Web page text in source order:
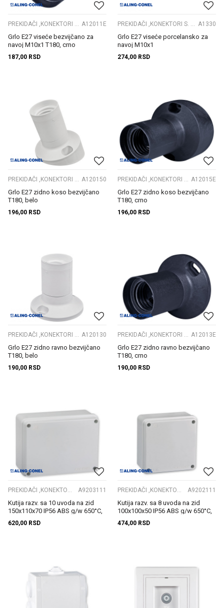
PREKIDAČI ,KONEKTORI S. GRLA A12011E
Grlo E27 viseće bezvijčano za
navoj M10x1 T180, crno
187,00 RSD
PREKIDAČI ,KONEKTORI S. GRLA A1330
Grlo E27 viseće porcelansko za
navoj M10x1
274,00 RSD
PREKIDAČI ,KONEKTORI S. GRLA A120150
Grlo E27 zidno koso bezvijčano
T180, belo
196,00 RSD
PREKIDAČI ,KONEKTORI S. GRLA A12015E
Grlo E27 zidno koso bezvijčano
T180, crno
196,00 RSD
A120130
Grlo E27 zidno ravno bezvijčano
T180, belo
190,00 RSD
A12013E
Grlo E27 zidno ravno bezvijčano
T180, crno
190,00 RSD
A9203111
Kutija razv. sa 10 uvoda na zid
150x110x70 IP56 ABS g/w 650°C,
620,00 RSD
A9202111
Kutija razv. sa 8 uvoda na zid
100x100x50 IP56 ABS g/w 650°C,
474,00 RSD